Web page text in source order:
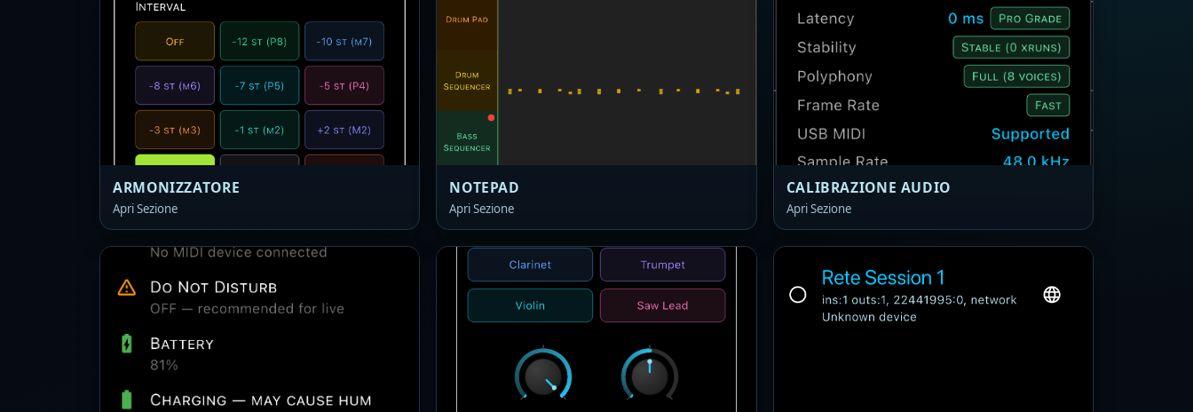
ARMONIZZATORE
Apri Sezione
NOTEPAD
Apri Sezione
CALIBRAZIONE AUDIO
Apri Sezione